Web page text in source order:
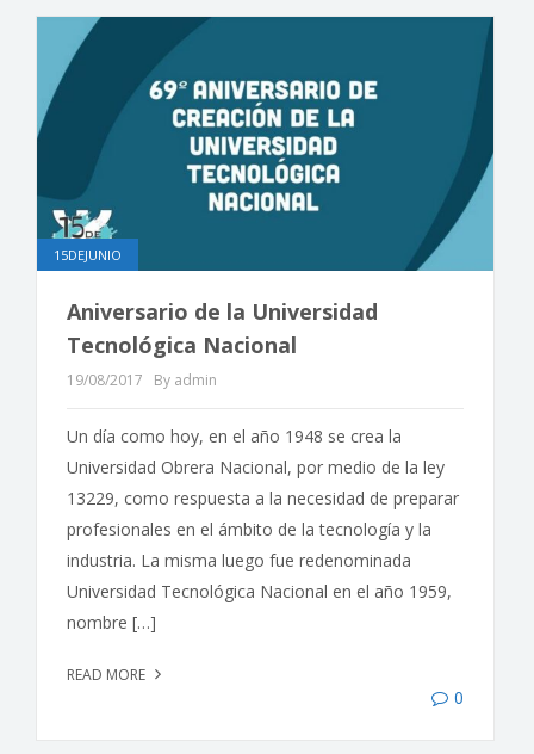
15DEJUNIO
Aniversario de la Universidad
Tecnológica Nacional
19/08/2017 By admin
Un día como hoy, en el año 1948 se crea la
Universidad Obrera Nacional, por medio de la ley
13229, como respuesta a la necesidad de preparar
profesionales en el ámbito de la tecnología y la
industria. La misma luego fue redenominada
Universidad Tecnológica Nacional en el año 1959,
nombre […]
READ MORE
0